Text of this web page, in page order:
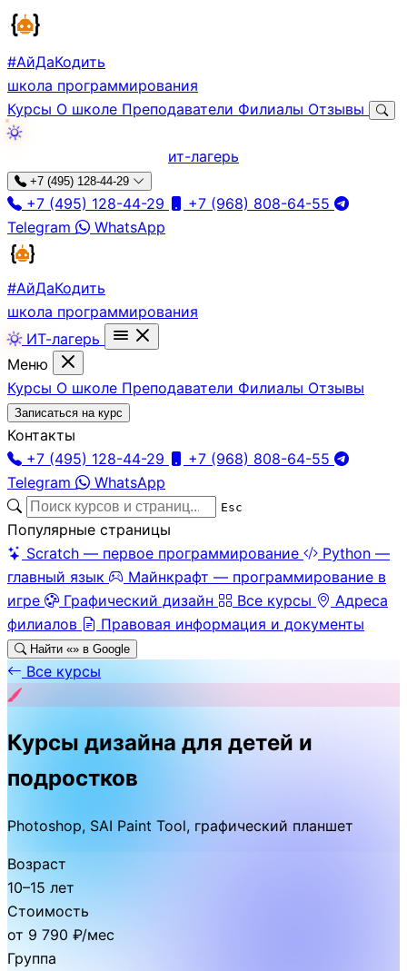
#АйДаКодить
школа программирования
Курсы О школе Преподаватели Филиалы Отзывы
ит-лагерь
+7 (495) 128-44-29
+7 (495) 128-44-29
+7 (968) 808-64-55
Telegram
WhatsApp
#АйДаКодить
школа программирования
ИТ-лагерь
Меню
Курсы О школе Преподаватели Филиалы Отзывы
Записаться на курс
Контакты
+7 (495) 128-44-29
+7 (968) 808-64-55
Telegram
WhatsApp
Esc
Популярные страницы
Scratch — первое программирование
Python —
главный язык
Майнкрафт — программирование в
игре
Графический дизайн Все курсы
Адреса
филиалов
Правовая информация и документы
Найти «» в Google
Все курсы
Курсы дизайна для детей и
подростков
Photoshop, SAI Paint Tool, графический планшет
Возраст
10–15 лет
Стоимость
от 9 790 ₽/мес
Группа